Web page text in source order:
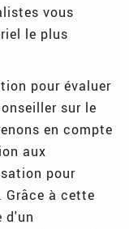
vous
le plus
pour évaluer
sur le
en compte
aux
pour
Grâce à cette
d'un